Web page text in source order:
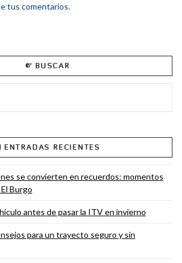
tus comentarios.
BUSCAR
ENTRADAS RECIENTES
se convierten en recuerdos: momentos
Burgo
antes de pasar la ITV en invierno
para un trayecto seguro y sin